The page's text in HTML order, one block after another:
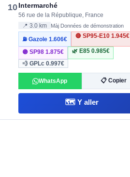
10Intermarché
56 rue de la République, France
📍 3.0 km Màj Données de démonstration
⛽ Gazole1.606€
🔴 SP95-E10 1.945€
🟣 SP981.875€ 🌿 E85 0.985€
💨 GPLc0.997€
WhatsApp 📋 Copier
🗺️ Y aller